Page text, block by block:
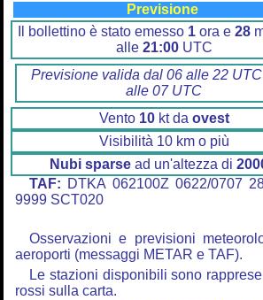
Previsione
Il bollettino è stato emesso 1ora e 28
alle 21:00UTC
Previsione valida dal 06 alle 22
alle 07 UTC
Vento 10kt da ovest
Visibilità 10 km o più
Nubi sparsead un'altezza di
TAF: DTKA 062100Z 0622/0707
9999 SCT020
Osservazioni e previsioni
aeroporti (messaggi METAR e TAF).
Le stazioni disponibili sono
rossi sulla carta.